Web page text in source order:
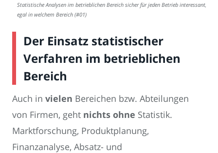
Statistische Analysen im betrieblichen Bereich sicher für jeden Betrieb interessant,
egal in welchem Bereich (#01)
Der Einsatz statistischer
Verfahren im betrieblichen
Bereich
Auch in vielen Bereichen bzw. Abteilungen
von Firmen, geht nichts ohne Statistik.
Marktforschung, Produktplanung,
Finanzanalyse, Absatz- und